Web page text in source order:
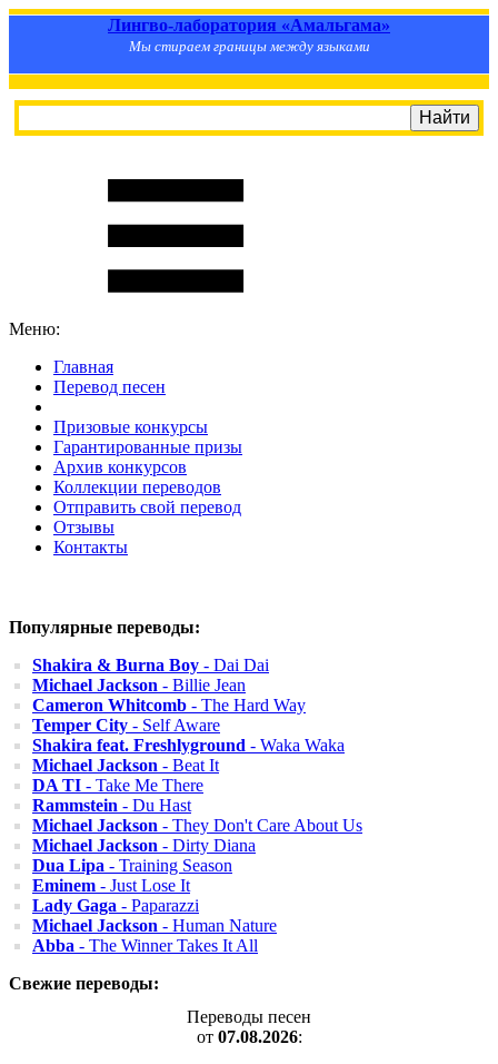
Лингво-лаборатория «Амальгама»
Мы стираем границы между языками
Меню:
Главная
Перевод песен
Призовые конкурсы
Гарантированные призы
Архив конкурсов
Коллекции переводов
Отправить свой перевод
Отзывы
Контакты
Популярные переводы:
Shakira & Burna Boy - Dai Dai
Michael Jackson - Billie Jean
Cameron Whitcomb - The Hard Way
Temper City - Self Aware
Shakira feat. Freshlyground - Waka Waka
Michael Jackson - Beat It
DA TI - Take Me There
Rammstein - Du Hast
Michael Jackson - They Don't Care About Us
Michael Jackson - Dirty Diana
Dua Lipa - Training Season
Eminem - Just Lose It
Lady Gaga - Paparazzi
Michael Jackson - Human Nature
Abba - The Winner Takes It All
Свежие переводы:
Переводы песен
от 07.08.2026: